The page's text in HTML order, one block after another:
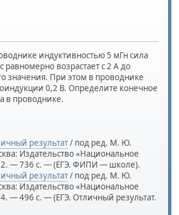
индуктивностью 5 мГн сила
равномерно возрастает с 2 А до
значения. При этом в проводнике
0,2 В. Определите конечное
в проводнике.
результат/ под ред. М. Ю.
Издательство «Национальное
— 736 с. — (ЕГЭ. ФИПИ — школе).
результат/ под ред. М. Ю.
Издательство «Национальное
— 496 с. — (ЕГЭ. Отличный результат.